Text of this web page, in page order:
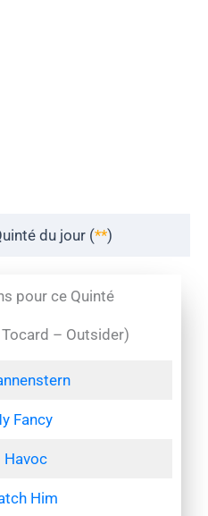
du jour (**)
pour ce Quinté
– Outsider)
Fancy
Havoc
Him